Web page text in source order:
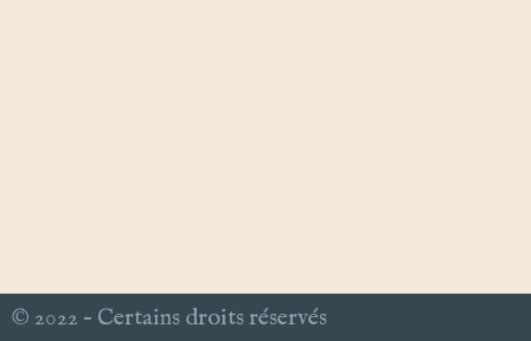
© 2022 – Certains droits réservés